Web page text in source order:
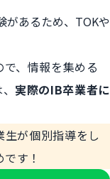
があるため、TOKや
、情報を集める
実際のIB卒業者に
が個別指導をし
す！